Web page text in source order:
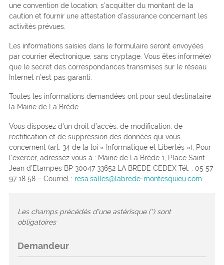
une convention de location, s’acquitter du montant de la
caution et fournir une attestation d’assurance concernant les
activités prévues.
Les informations saisies dans le formulaire seront envoyées
par courrier électronique, sans cryptage. Vous êtes informé(e)
que le secret des correspondances transmises sur le réseau
Internet n’est pas garanti.
Toutes les informations demandées ont pour seul destinataire
la Mairie de La Brède.
Vous disposez d’un droit d’accès, de modification, de
rectification et de suppression des données qui vous
concernent (art. 34 de la loi « Informatique et Libertés »). Pour
l’exercer, adressez vous à : Mairie de La Brède 1, Place Saint
Jean d’Etampes BP 30047 33652 LA BREDE CEDEX Tél. : 05 57
97 18 58 – Courriel : resa.salles@labrede-montesquieu.com
Les champs précédés d'une astérisque (*) sont
obligatoires
Demandeur